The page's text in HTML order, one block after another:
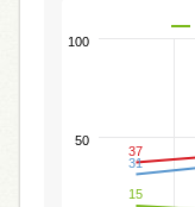
31
37
15
50
100